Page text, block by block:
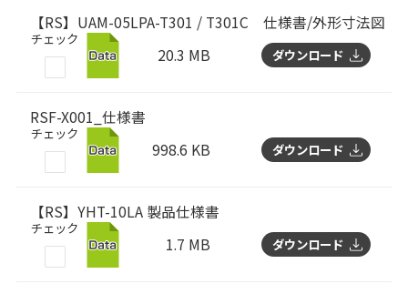
チェック
【RS】UAM-05LPA-T301 / T301C 仕様書/外形寸法図
20.3 MB
ダウンロード
チェック
RSF-X001_仕様書
998.6 KB
ダウンロード
チェック
【RS】YHT-10LA 製品仕様書
1.7 MB
ダウンロード